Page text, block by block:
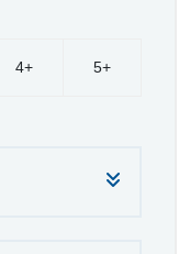
4+ 5+